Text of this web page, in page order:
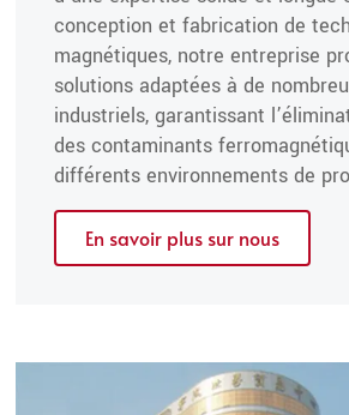
conception et fabrication de
magnétiques, notre entreprise
solutions adaptées à de
industriels, garantissant
des contaminants
différents environnements de
En savoir plus sur nous